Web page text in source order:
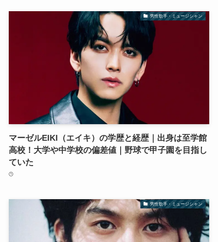
男性歌手・ミュージシャン
マーゼルEIKI（エイキ）の学歴と経歴｜出身は至学館
高校！大学や中学校の偏差値｜野球で甲子園を目指し
ていた
男性歌手・ミュージシャン